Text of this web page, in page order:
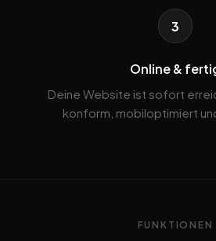
3
Online &
Deine Website ist sofort
konform, mobiloptimiert
FUNKTIONEN